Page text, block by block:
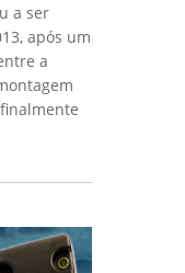
a ser
após um
a